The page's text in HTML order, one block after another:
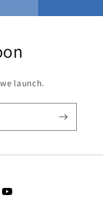
launch.
YouTube